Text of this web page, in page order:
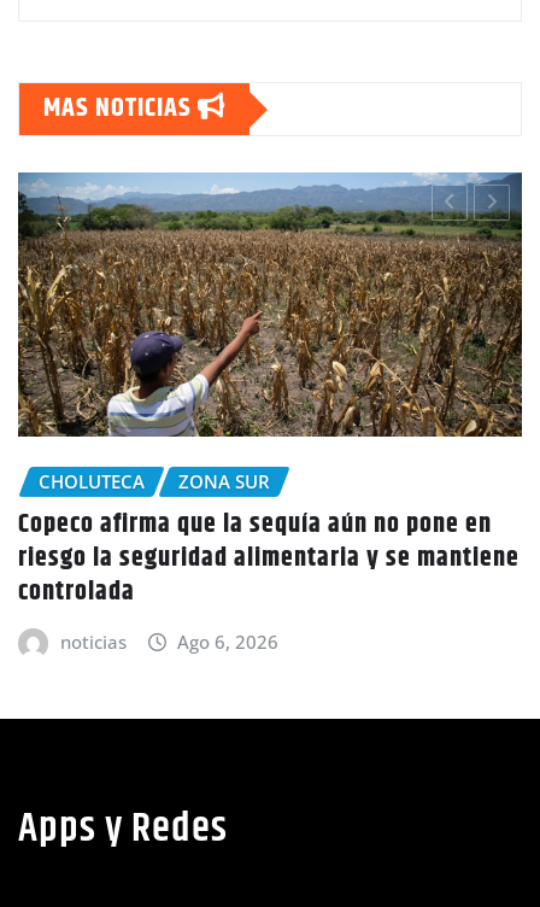
MAS NOTICIAS
no pone en
y se mantiene
CHOLUTECA
Policía Nacional desaloja a
tierras en El Tulito, Choluteca
Apps y Redes